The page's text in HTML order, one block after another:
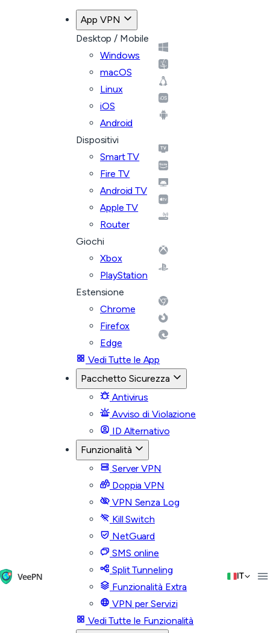
App VPN
Desktop / Mobile
Windows
macOS
Linux
iOS
Android
Dispositivi
Smart TV
Fire TV
Android TV
Apple TV
Router
Giochi
Xbox
PlayStation
Estensione
Chrome
Firefox
Edge
Vedi Tutte le App
Pacchetto Sicurezza
Antivirus
Avviso di Violazione
ID Alternativo
Funzionalità
Server VPN
Doppia VPN
VPN Senza Log
Kill Switch
NetGuard
SMS online
Split Tunneling
Funzionalità Extra
VPN per Servizi
Vedi Tutte le Funzionalità
IT